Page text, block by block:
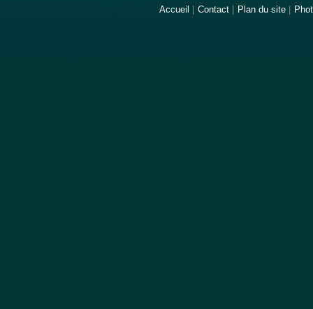
Accueil Contact Plan du site